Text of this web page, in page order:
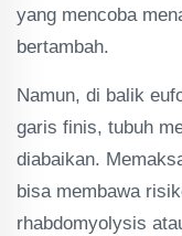
yang mencoba
bertambah.
Namun, di balik
garis finis, tubuh
diabaikan.
bisa membawa
rhabdomyolysis